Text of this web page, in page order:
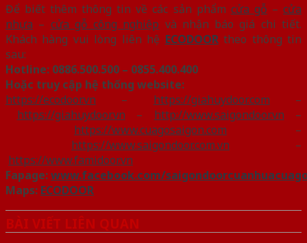
Để biết thêm thông tin về các sản phẩm cửa gỗ –cửa
nhựa – cửa gỗ công nghiệp và nhận báo giá chi tiết.
Khách hàng vui lòng liên hệ ECODOORtheo thông tin
sau:
Hotline: 0886.500.500 – 0855.400.400
Hoặc truy cập hệ thống website:
https://ecodoor.vn – https://giahuydoor.com –
https://giahuydoor.vn – http://www.saigondoor.vn –
https://www.cuagosaigon.com –
https://www.saigondoor.com.vn –
https://www.famidoor.vn
Fapage:www.facebook.com/
Maps: ECODOOR
BÀI VIẾT LIÊN QUAN